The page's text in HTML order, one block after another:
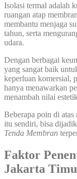
Isolasi termal adalah
ruangan atap
membantu menjaga
tahun, serta
udara.
Dengan berbagai
yang sangat baik
keperluan komersial,
hanya menawarkan
menambah nilai
Beberapa poin di
itu sendiri, bisa
Tenda Membran
Faktor
Jakarta